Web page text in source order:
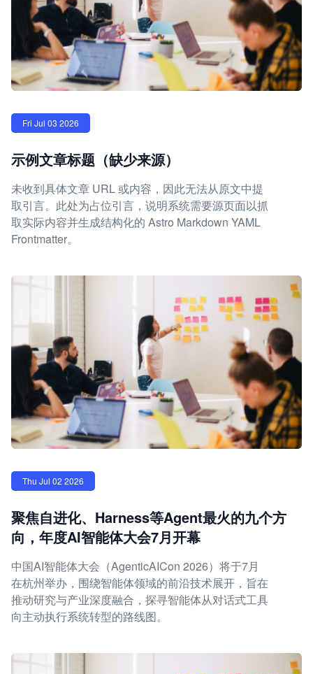
Fri Jul 03 2026
示例文章标题（缺少来源）
未收到具体文章 URL 或内容，因此无法从原文中提
取引言。此处为占位引言，说明系统需要源页面以抓
取实际内容并生成结构化的 Astro Markdown YAML
Frontmatter。
Thu Jul 02 2026
聚焦自进化、Harness等Agent最火的九个方
向，年度AI智能体大会7月开幕
中国AI智能体大会（AgenticAICon 2026）将于7月
在杭州举办，围绕智能体领域的前沿技术展开，旨在
推动研究与产业深度融合，探寻智能体从对话式工具
向主动执行系统转型的路线图。